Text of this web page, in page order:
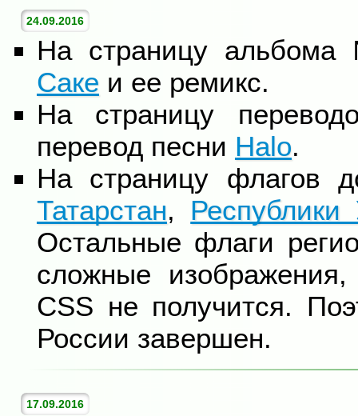
24.09.2016
На страницу
Саке и ее ремикс.
На страницу
перевод песни Halo.
На страницу флагов
Татарстан, Республики
Остальные флаги
сложные
CSS не получится.
России завершен.
17.09.2016